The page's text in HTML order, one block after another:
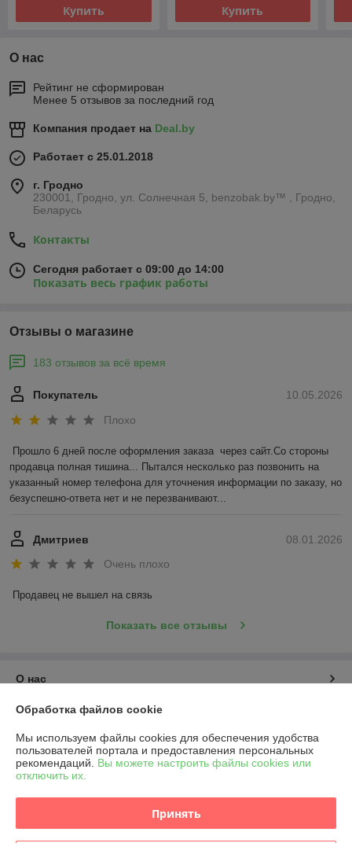
Купить Купить
О нас
Рейтинг не сформирован
Менее 5 отзывов за последний год
Компания продает на Deal.by
Работает с 25.01.2018
г. Гродно
230001, Гродно, ул. Солнечная 5, benzobak.by™ , Гродно,
Беларусь
Контакты
Сегодня работает с 09:00 до 14:00
Показать весь график работы
Отзывы о магазине
183 отзывов за всё время
10.05.2026
Покупатель
Плохо
Прошло 6 дней после оформления заказа  через сайт.Со стороны
продавца полная тишина... Пытался несколько раз позвонить на
указанный номер телефона для уточнения информации по заказу, но
безуспешно-ответа нет и не перезванивают...
08.01.2026
Дмитриев
Очень плохо
Продавец не вышел на связь
Показать все отзывы
О нас
Контакты
Доставка и оплата
Полная версия сайта
Обработка файлов cookie
Мы используем файлы cookies для обеспечения удобства
пользователей портала и предоставления персональных
рекомендаций. Вы можете настроить файлы cookies или
отключить их.
Принять